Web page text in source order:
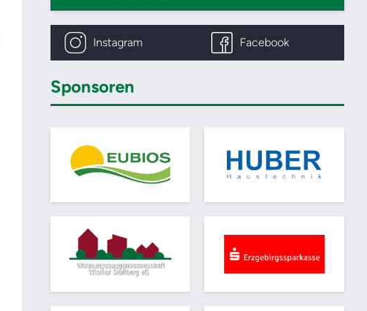
Instagram Facebook
Sponsoren